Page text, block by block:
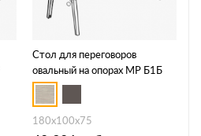
Стол для переговоров
овальный на опорах МР Б1Б
146
180x100x75